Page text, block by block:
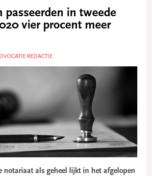
passeerden in tweede
vier procent meer
REDACTIE
notariaat als geheel lijkt in het afgelopen